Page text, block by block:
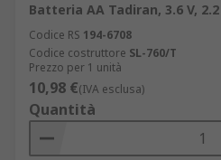
Batteria AA Tadiran, 3.6 V,
Codice RS 194-6708
Codice costruttore SL-760/T
Prezzo per 1 unità
10,98 €(IVA esclusa)
Quantità